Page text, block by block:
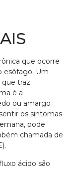
que ocorre
esôfago. Um
traz
é a
ou amargo
os sintomas
pode
chamada de
ácido são